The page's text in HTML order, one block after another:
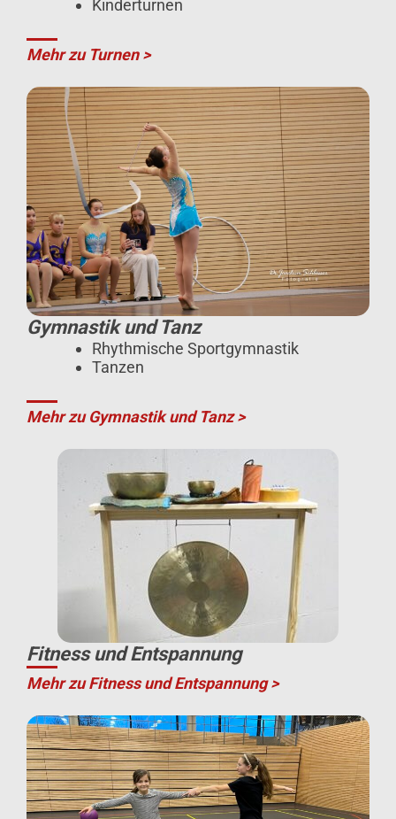
Kinderturnen
Mehr zu Turnen >
Gymnastik und Tanz
Rhythmische Sportgymnastik
Tanzen
Mehr zu Gymnastik und Tanz >
Fitness und Entspannung
Mehr zu Fitness und Entspannung >